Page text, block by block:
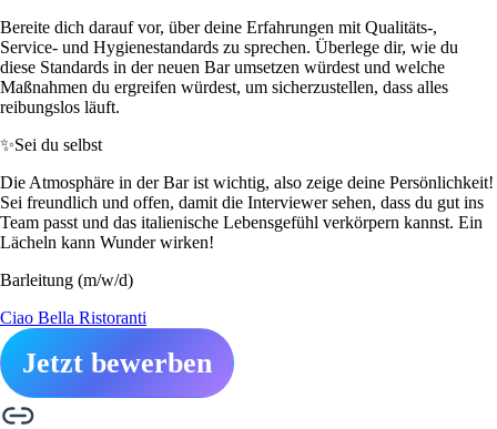
Bereite dich darauf vor, über deine Erfahrungen mit Qualitäts-,
Service- und Hygienestandards zu sprechen. Überlege dir, wie du
diese Standards in der neuen Bar umsetzen würdest und welche
Maßnahmen du ergreifen würdest, um sicherzustellen, dass alles
reibungslos läuft.
✨Sei du selbst
Die Atmosphäre in der Bar ist wichtig, also zeige deine Persönlichkeit!
Sei freundlich und offen, damit die Interviewer sehen, dass du gut ins
Team passt und das italienische Lebensgefühl verkörpern kannst. Ein
Lächeln kann Wunder wirken!
Barleitung (m/w/d)
Ciao Bella Ristoranti
Jetzt bewerben